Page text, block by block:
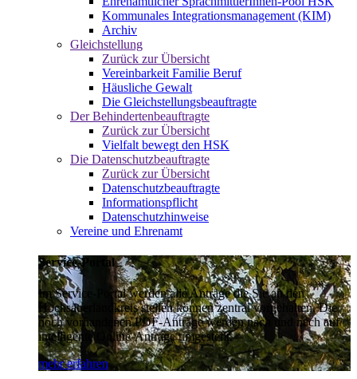
Kommunales Integrationsmanagement (KIM)
Archiv
Gleichstellung
Zurück zur Übersicht
Vereinbarkeit Familie Beruf
Häusliche Gewalt
Die Gleichstellungsbeauftragte
Der Behindertenbeauftragte
Zurück zur Übersicht
Vielfalt bewegt den HSK
Die Datenschutzbeauftragte
Zurück zur Übersicht
Datenschutzbeauftragte
Informationspflicht
Datenschutzhinweise
Vereine und Ehrenamt
Service-Portal
Im Service-Portal werden alle Anträge die Sie an den
Hochsauerlandkreis stellen können zentral vorgehalten. Die
noch vorhandenen PDF-Anträge werden nach und nach auf
intelligente Online-Anträge umgestellt.
mehr erfahren